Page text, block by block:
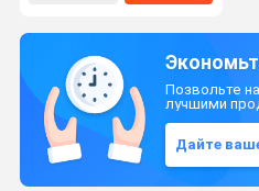
Позвольте
лучшими
Дайте